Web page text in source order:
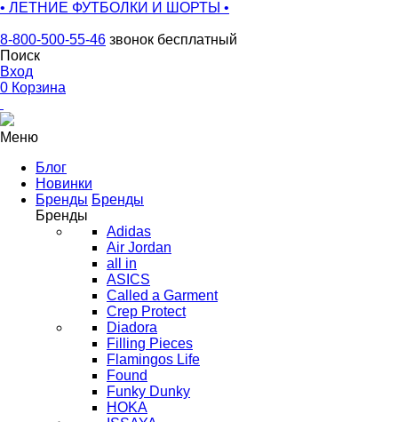
• ЛЕТНИЕ ФУТБОЛКИ И ШОРТЫ •
8-800-500-55-46 звонок бесплатный
Поиск
Вход
0 Корзина
Меню
Блог
Новинки
Бренды Бренды
Бренды
Adidas
Air Jordan
all in
ASICS
Called a Garment
Crep Protect
Diadora
Filling Pieces
Flamingos Life
Found
Funky Dunky
HOKA